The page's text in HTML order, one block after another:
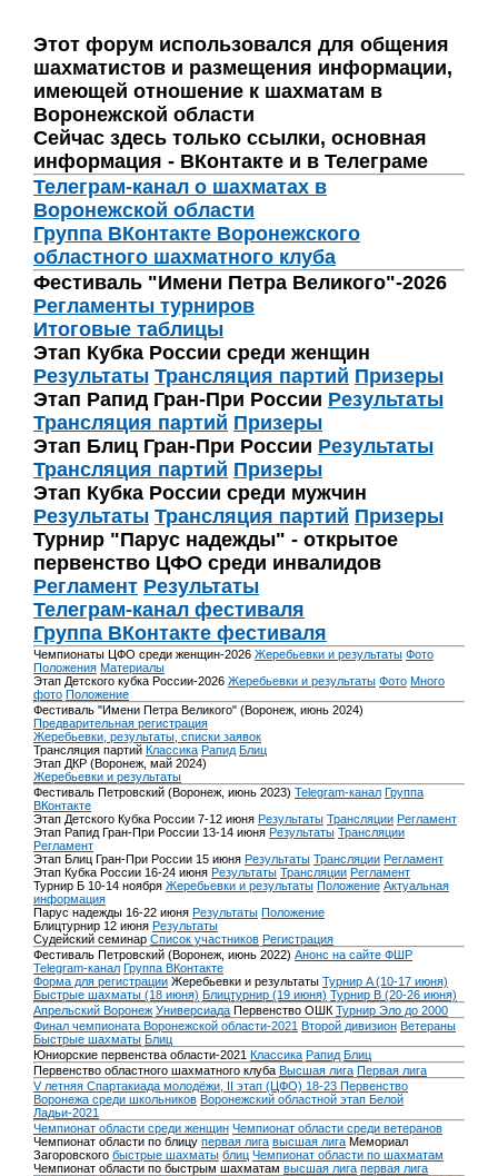
Этот форум использовался для общения
шахматистов и размещения информации,
имеющей отношение к шахматам в
Воронежской области
Сейчас здесь только ссылки, основная
информация - ВКонтакте и в Телеграме
Телеграм-канал о шахматах в
Воронежской области
Группа ВКонтакте Воронежского
областного шахматного клуба
Фестиваль "Имени Петра Великого"-2026
Регламенты турниров
Итоговые таблицы
Этап Кубка России среди женщин
Результаты Трансляция партий Призеры
Этап Рапид Гран-При России Результаты
Трансляция партий Призеры
Этап Блиц Гран-При России Результаты
Трансляция партий Призеры
Этап Кубка России среди мужчин
Результаты Трансляция партий Призеры
Турнир "Парус надежды" - открытое
первенство ЦФО среди инвалидов
Регламент Результаты
Телеграм-канал фестиваля
Группа ВКонтакте фестиваля
Чемпионаты ЦФО среди женщин-2026 Жеребьевки и результаты Фото
Положения Материалы
Этап Детского кубка России-2026 Жеребьевки и результаты Фото Много
фото Положение
Фестиваль "Имени Петра Великого" (Воронеж, июнь 2024)
Предварительная регистрация
Жеребьевки, результаты, списки заявок
Трансляция партий Классика Рапид Блиц
Этап ДКР (Воронеж, май 2024)
Жеребьевки и результаты
Фестиваль Петровский (Воронеж, июнь 2023) Telegram-канал Группа
ВКонтакте
Этап Детского Кубка России 7-12 июня Результаты Трансляции Регламент
Этап Рапид Гран-При России 13-14 июня Результаты Трансляции
Регламент
Этап Блиц Гран-При России 15 июня Результаты Трансляции Регламент
Этап Кубка России 16-24 июня Результаты Трансляции Регламент
Турнир Б 10-14 ноября Жеребьевки и результаты Положение Актуальная
информация
Парус надежды 16-22 июня Результаты Положение
Блицтурнир 12 июня Результаты
Судейский семинар Список участников Регистрация
Фестиваль Петровский (Воронеж, июнь 2022) Анонс на сайте ФШР
Telegram-канал Группа ВКонтакте
Форма для регистрации Жеребьевки и результаты Турнир A (10-17 июня)
Быстрые шахматы (18 июня) Блицтурнир (19 июня) Турнир B (20-26 июня)
Апрельский Воронеж Универсиада Первенство ОШК Турнир Эло до 2000
Финал чемпионата Воронежской области-2021 Второй дивизион Ветераны
Быстрые шахматы Блиц
Юниорские первенства области-2021 Классика Рапид Блиц
Первенство областного шахматного клуба Высшая лига Первая лига
V летняя Спартакиада молодёжи, II этап (ЦФО) 18-23 Первенство
Воронежа среди школьников Воронежский областной этап Белой
Ладьи-2021
Чемпионат области среди женщин Чемпионат области среди ветеранов
Чемпионат области по блицу первая лига высшая лига Мемориал
Загоровского быстрые шахматы блиц Чемпионат области по шахматам
Чемпионат области по быстрым шахматам высшая лига первая лига